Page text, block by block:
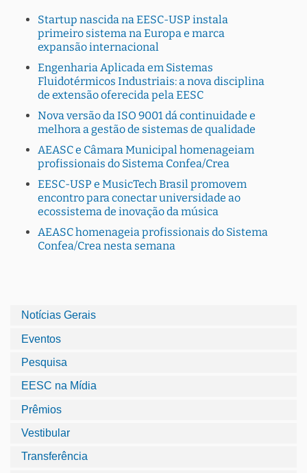
Startup nascida na EESC-USP instala
primeiro sistema na Europa e marca
expansão internacional
Engenharia Aplicada em Sistemas
Fluidotérmicos Industriais: a nova disciplina
de extensão oferecida pela EESC
Nova versão da ISO 9001 dá continuidade e
melhora a gestão de sistemas de qualidade
AEASC e Câmara Municipal homenageiam
profissionais do Sistema Confea/Crea
EESC-USP e MusicTech Brasil promovem
encontro para conectar universidade ao
ecossistema de inovação da música
AEASC homenageia profissionais do Sistema
Confea/Crea nesta semana
Notícias Gerais
Eventos
Pesquisa
EESC na Mídia
Prêmios
Vestibular
Transferência